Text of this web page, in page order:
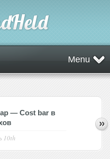
Menu
— Cost bar в
10th